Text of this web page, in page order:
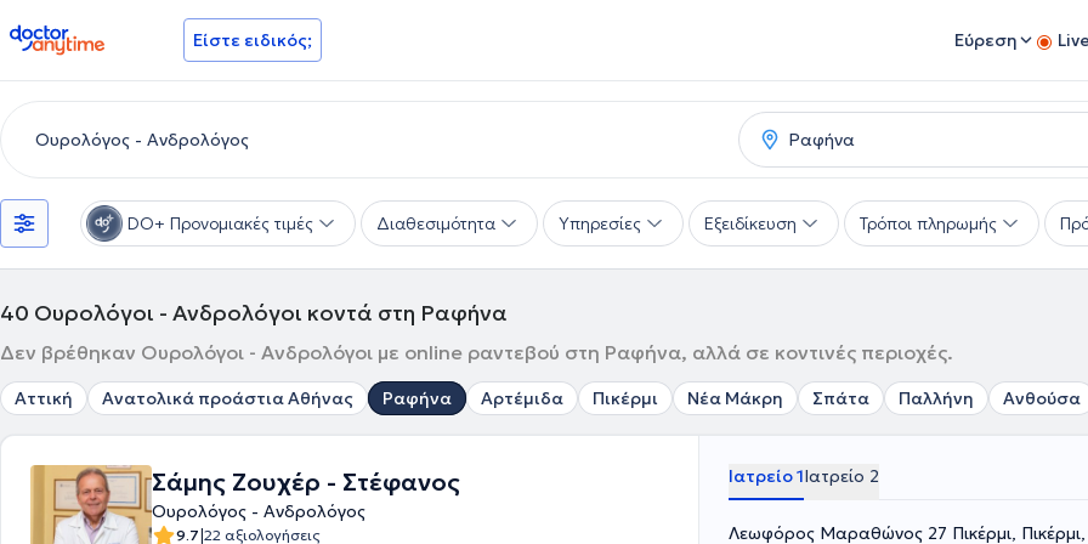
doctoranytime Είστε ειδικός; Εύρεση
DO+ Προνομιακές τιμές Διαθεσιμότητα Υπηρεσίες Εξειδίκευση Τρόποι πληρωμής
40 Ουρολόγοι - Ανδρολόγοι κοντά στη Ραφήνα
Δεν βρέθηκαν Ουρολόγοι - Ανδρολόγοι με online ραντεβού στη Ραφήνα, αλλά σε κοντινές περιοχές.
Αττική Ανατολικά προάστια Αθήνας Ραφήνα Αρτέμιδα Πικέρμι Νέα Μάκρη Σπάτα Παλλήνη Ανθούσα
Σάμης Zουχέρ - Στέφανος
Ουρολόγος - Ανδρολόγος
9.7|22 αξιολογήσεις
Ιατρείο 1Ιατρείο 2
Λεωφόρος Μαραθώνος 27 Πικέρμι,